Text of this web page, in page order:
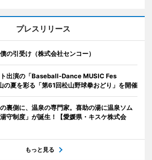
プレスリリース
の引受け（株式会社センコー）
出演の「Baseball-Dance MUSIC Fes
夏を彩る「第61回松山野球拳おどり」を開催
の裏側に、温泉の専門家。喜助の湯に温泉ソム
守制度」が誕生！【愛媛県・キスケ株式会
もっと見る